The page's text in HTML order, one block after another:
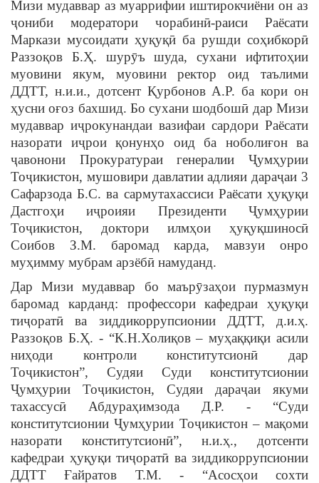
Мизи мудаввар аз муаррифии иштирокчиёни он аз
ҷониби модератори чорабинӣ-раиси Раёсати
Маркази мусоидати ҳуқуқӣ ба рушди соҳибкорӣ
Раззоқов Б.Ҳ. шурӯъ шуда, сухани ифтитоҳии
муовини якум, муовини ректор оид таълими
ДДТТ, н.и.и., дотсент Қурбонов А.Р. ба кори он
ҳусни оғоз бахшид. Бо сухани шодбошӣ дар Мизи
мудаввар иҷрокунандаи вазифаи сардори Раёсати
назорати иҷрои қонунҳо оид ба ноболиғон ва
ҷавонони Прокуратураи генералии Ҷумҳурии
Тоҷикистон, мушовири давлатии адлияи дараҷаи 3
Сафарзода Б.С. ва сармутахассиси Раёсати ҳуқуқи
Дастгоҳи иҷроияи Президенти Ҷумҳурии
Тоҷикистон, доктори илмҳои ҳуқуқшиносӣ
Соибов З.М. баромад карда, мавзуи онро
муҳимму мубрам арзёбӣ намуданд.
Дар Мизи мудаввар бо маърӯзаҳои пурмазмун
баромад карданд: профессори кафедраи ҳуқуқи
тиҷоратӣ ва зиддикоррупсионии ДДТТ, д.и.ҳ.
Раззоқов Б.Ҳ. - “К.Н.Холиқов – муҳаққиқи асили
ниҳоди контроли конститутсионӣ дар
Тоҷикистон”, Судяи Суди конститутсионии
Ҷумҳурии Тоҷикистон, Судяи дараҷаи якуми
тахассусӣ Абдураҳимзода Д.Р. - “Суди
конститутсионии Ҷумҳурии Тоҷикистон – мақоми
назорати конститутсионӣ”, н.и.ҳ., дотсенти
кафедраи ҳуқуқи тиҷоратӣ ва зиддикоррупсионии
ДДТТ Ғайратов Т.М. - “Асосҳои сохти